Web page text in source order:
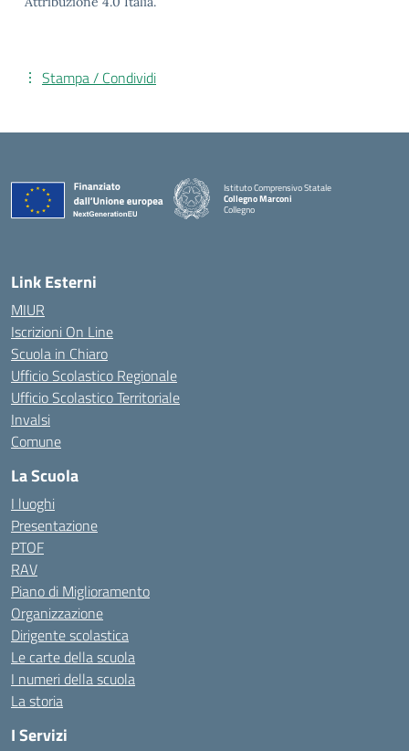
Stampa / Condividi
Istituto Comprensivo Statale
Collegno Marconi
Collegno
Link Esterni
MIUR
Iscrizioni On Line
Scuola in Chiaro
Ufficio Scolastico Regionale
Ufficio Scolastico Territoriale
Invalsi
Comune
La Scuola
I luoghi
Presentazione
PTOF
RAV
Piano di Miglioramento
Organizzazione
Dirigente scolastica
Le carte della scuola
I numeri della scuola
La storia
I Servizi